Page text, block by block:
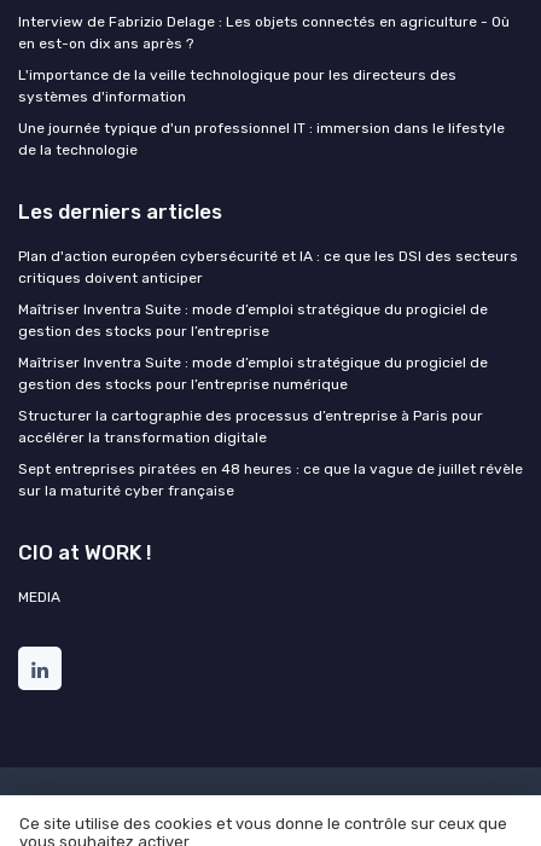
Interview de Fabrizio Delage : Les objets connectés en agriculture - Où
en est-on dix ans après ?
L'importance de la veille technologique pour les directeurs des
systèmes d'information
Une journée typique d'un professionnel IT : immersion dans le lifestyle
de la technologie
Les derniers articles
Plan d'action européen cybersécurité et IA : ce que les DSI des secteurs
critiques doivent anticiper
Maîtriser Inventra Suite : mode d’emploi stratégique du progiciel de
gestion des stocks pour l’entreprise
Maîtriser Inventra Suite : mode d’emploi stratégique du progiciel de
gestion des stocks pour l’entreprise numérique
Structurer la cartographie des processus d’entreprise à Paris pour
accélérer la transformation digitale
Sept entreprises piratées en 48 heures : ce que la vague de juillet révèle
sur la maturité cyber française
CIO at WORK !
MEDIA
Enquête 2025 sur l'intelligence artificielle et les directions des
Ce site utilise des cookies et vous donne le contrôle sur ceux que
vous souhaitez activer